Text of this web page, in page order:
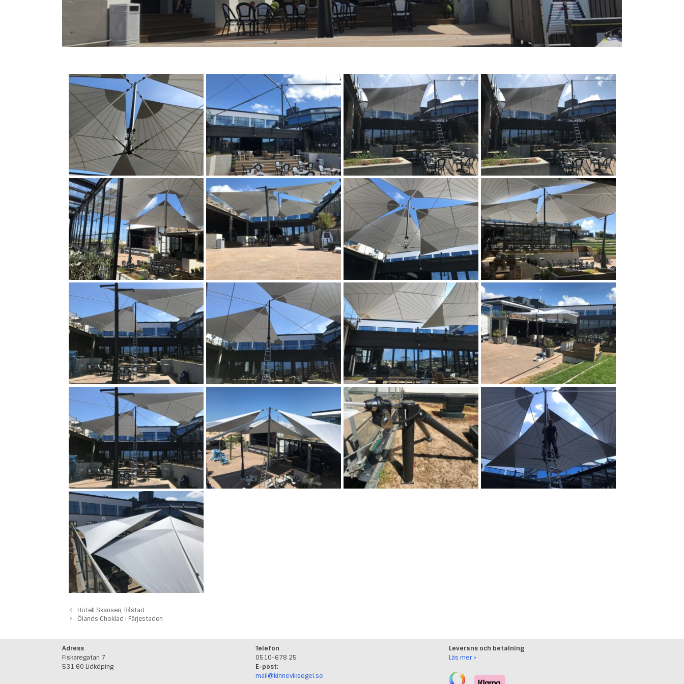
Hotell Skansen, Båstad
Ölands Choklad i Färjestaden
Adress
Fiskaregatan 7
531 60 Lidköping
Telefon
0510-678 25
E-post:
mail@kinneviksegel.se
Leverans och betalning
Läs mer >